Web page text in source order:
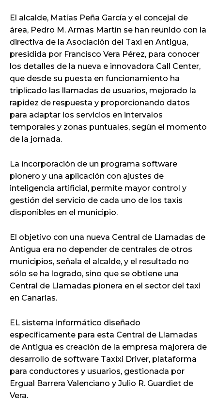
El alcalde, Matías Peña García y el concejal de
área, Pedro M. Armas Martín se han reunido con la
directiva de la Asociación del Taxi en Antigua,
presidida por Francisco Vera Pérez, para conocer
los detalles de la nueva e innovadora Call Center,
que desde su puesta en funcionamiento ha
triplicado las llamadas de usuarios, mejorado la
rapidez de respuesta y proporcionando datos
para adaptar los servicios en intervalos
temporales y zonas puntuales, según el momento
de la jornada.
La incorporación de un programa software
pionero y una aplicación con ajustes de
inteligencia artificial, permite mayor control y
gestión del servicio de cada uno de los taxis
disponibles en el municipio.
El objetivo con una nueva Central de Llamadas de
Antigua era no depender de centrales de otros
municipios, señala el alcalde, y el resultado no
sólo se ha logrado, sino que se obtiene una
Central de Llamadas pionera en el sector del taxi
en Canarias.
EL sistema informático diseñado
específicamente para esta Central de Llamadas
de Antigua es creación de la empresa majorera de
desarrollo de software Taxixi Driver, plataforma
para conductores y usuarios, gestionada por
Ergual Barrera Valenciano y Julio R. Guardiet de
Vera.